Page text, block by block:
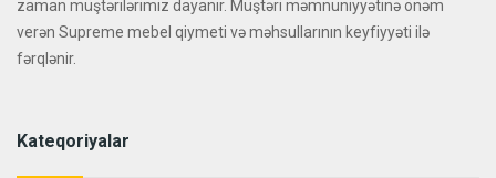
zaman müştərilərimiz dayanır. Müştəri məmnuniyyətinə önəm
verən Supreme mebel qiymeti və məhsullarının keyfiyyəti ilə
fərqlənir.
Kateqoriyalar